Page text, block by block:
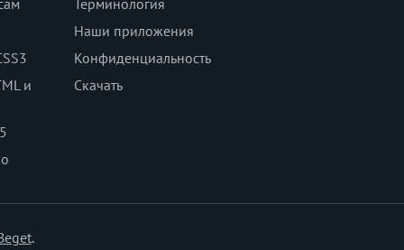
border-top
border-top-color
border-top-left-radius
bottom
и
Терминология
Наши приложения
Конфиденциальность
Скачать
.